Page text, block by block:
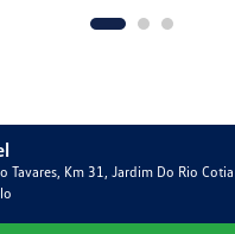
Tavares, Km 31, Jardim Do Rio Cotia